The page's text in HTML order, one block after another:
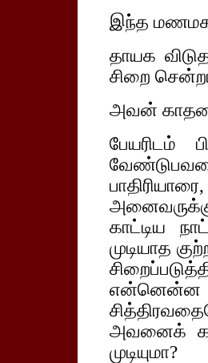
இந்த
தாயக
சிறை
அவன்
பேயரிடம்
காட்டிய
முடியாத
என்னென்ன
அவனைக்
முடியுமா?